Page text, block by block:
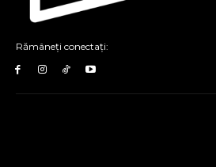
Rămâneți conectați: